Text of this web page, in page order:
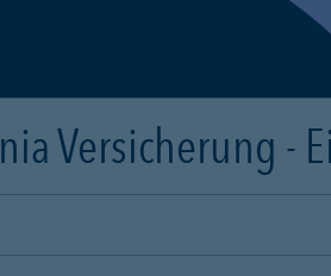
Versicherung -